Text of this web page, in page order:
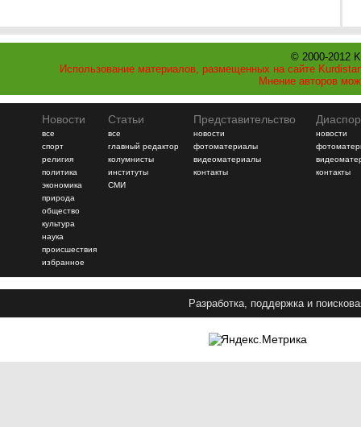
© 2000-2012
Использование материалов, размещенных на сайте
Мнение авторов
Новости
все
спорт
религия
политика
экономика
природа
общество
культура
наука
происшествия
избранное
Статьи
все
главный редактор
колумнисты
институты
СМИ
Представительство
новости
фотоматериалы
видеоматериалы
контакты
новости
контакты
Разработка, поддержка и